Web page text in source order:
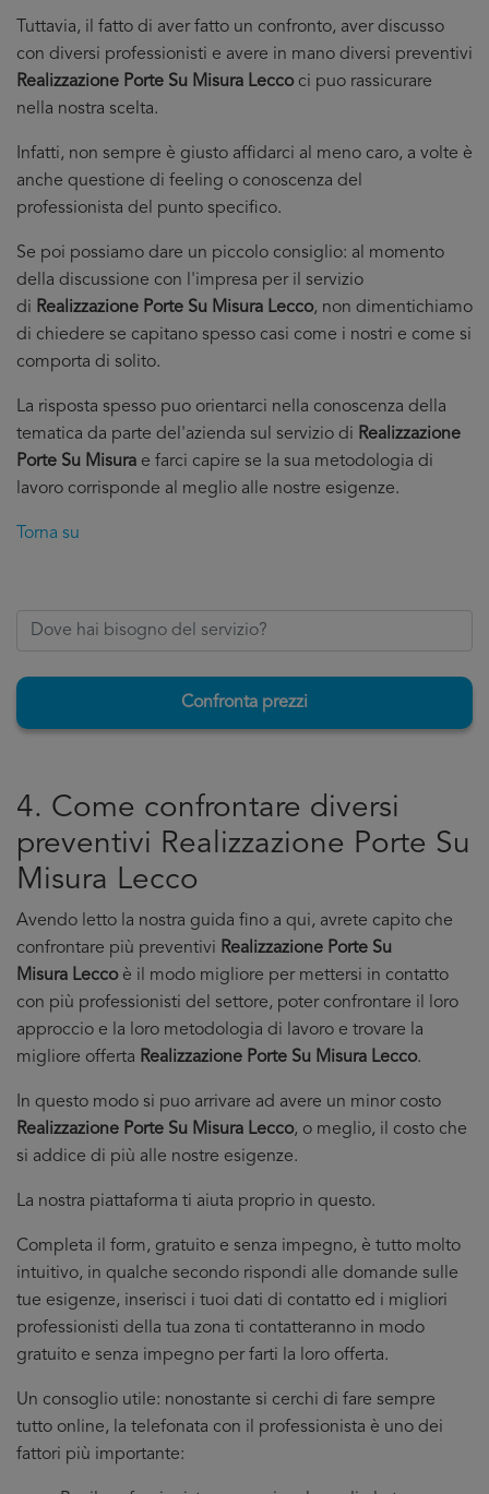
Tuttavia, il fatto di aver fatto un confronto, aver discusso
con diversi professionisti e avere in mano diversi preventivi
Realizzazione Porte Su Misura Leccoci puo rassicurare
nella nostra scelta.
Infatti, non sempre è giusto affidarci al meno caro, a volte è
anche questione di feeling o conoscenza del
professionista del punto specifico.
Se poi possiamo dare un piccolo consiglio: al momento
della discussione con l'impresa per il servizio
di Realizzazione Porte Su Misura Lecco, non dimentichiamo
di chiedere se capitano spesso casi come i nostri e come si
comporta di solito.
La risposta spesso puo orientarci nella conoscenza della
tematica da parte del'azienda sul servizio di Realizzazione
Porte Su Misura e farci capire se la sua metodologia di
lavoro corrisponde al meglio alle nostre esigenze.
Torna su
Confronta prezzi
4. Come confrontare diversi
preventivi Realizzazione Porte Su
Misura Lecco
Avendo letto la nostra guida fino a qui, avrete capito che
confrontare più preventivi Realizzazione Porte Su
Misura Leccoè il modo migliore per mettersi in contatto
con più professionisti del settore, poter confrontare il loro
approccio e la loro metodologia di lavoro e trovare la
migliore offerta Realizzazione Porte Su Misura Lecco.
In questo modo si puo arrivare ad avere un minor costo
Realizzazione Porte Su Misura Lecco, o meglio, il costo che
si addice di più alle nostre esigenze.
La nostra piattaforma ti aiuta proprio in questo.
Completa il form, gratuito e senza impegno, è tutto molto
intuitivo, in qualche secondo rispondi alle domande sulle
tue esigenze, inserisci i tuoi dati di contatto ed i migliori
professionisti della tua zona ti contatteranno in modo
gratuito e senza impegno per farti la loro offerta.
Un consoglio utile: nonostante si cerchi di fare sempre
tutto online, la telefonata con il professionista è uno dei
fattori più importante: